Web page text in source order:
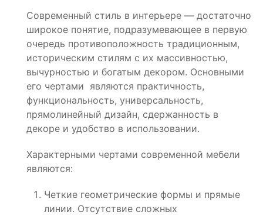
Современный стиль в интерьере — достаточно
широкое понятие, подразумевающее в первую
очередь противоположность традиционным,
историческим стилям с их массивностью,
вычурностью и богатым декором. Основными
его чертами являются практичность,
функциональность, универсальность,
прямолинейный дизайн, сдержанность в
декоре и удобство в использовании.
Характерными чертами современной мебели
являются:
Четкие геометрические формы и прямые
линии. Отсутствие сложных